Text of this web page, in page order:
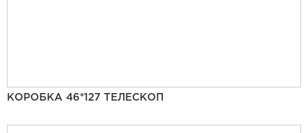
КОРОБКА 46*127 ТЕЛЕСКОП